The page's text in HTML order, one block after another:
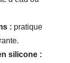
: pratique
silicone :